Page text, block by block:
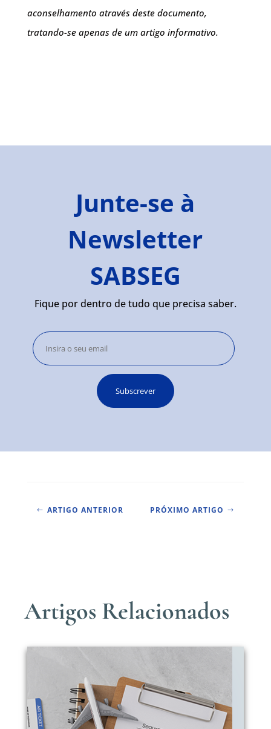
aconselhamento através deste documento,
tratando-se apenas de um artigo informativo.
Junte-se à
Newsletter
SABSEG
Fique por dentro de tudo que precisa saber.
# ARTIGO ANTERIOR PRÓXIMO ARTIGO $
Artigos Relacionados